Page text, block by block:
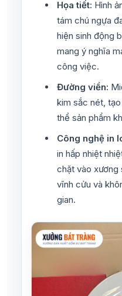
Họa tiết: Hình
tám chú ngựa
hiện sinh động
mang ý nghĩa
công việc.
Đường viền:
kim sắc nét,
thể sản phẩm
Công nghệ in
in hấp nhiệt
chặt vào xương
vĩnh cửu và
gian.